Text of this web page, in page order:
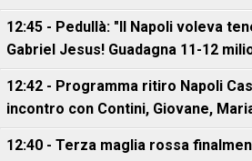
12:45 - Pedullà: "Il Napoli voleva
Gabriel Jesus! Guadagna 11-12
12:42 - Programma ritiro Napoli
incontro con Contini, Giovane,
12:40 - Terza maglia rossa